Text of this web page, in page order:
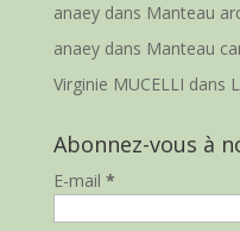
anaeydans Manteau
anaeydans Manteau
Virginie MUCELLI dans
Abonnez-vous à
E-mail *